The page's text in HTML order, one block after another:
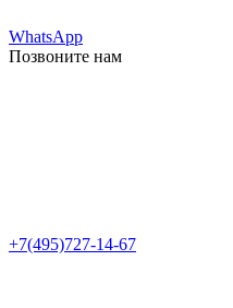
WhatsApp
Позвоните нам
+7(495)727-14-67